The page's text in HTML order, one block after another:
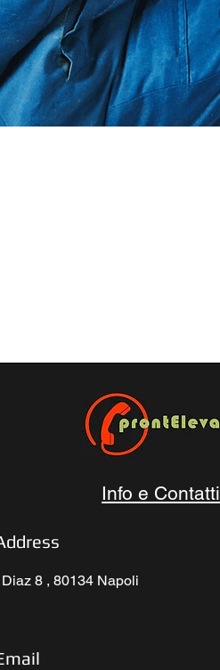
Info e Contatti
8 , 80134 Napoli